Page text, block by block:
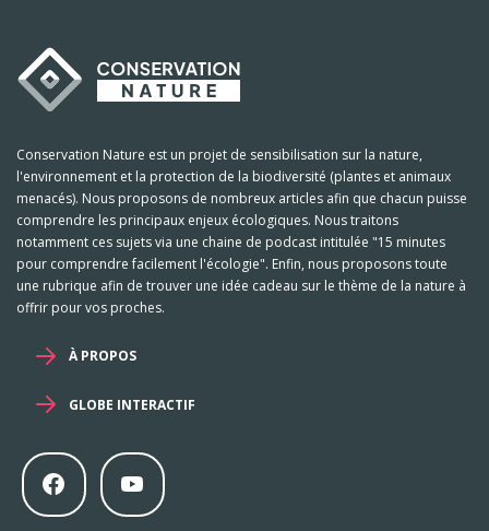
Conservation Nature est un projet de sensibilisation sur la nature,
l'environnement et la protection de la biodiversité (plantes et animaux
menacés). Nous proposons de nombreux articles afin que chacun puisse
comprendre les principaux enjeux écologiques. Nous traitons
notamment ces sujets via une chaine de podcast intitulée "15 minutes
pour comprendre facilement l'écologie". Enfin, nous proposons toute
une rubrique afin de trouver une idée cadeau sur le thème de la nature à
offrir pour vos proches.
À PROPOS
GLOBE INTERACTIF